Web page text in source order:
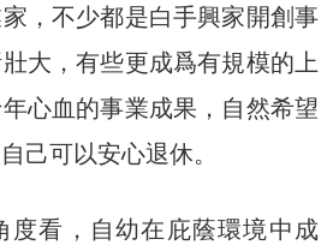
，不少都是白手興家開創事
大，有些更成爲有規模的上
心血的事業成果，自然希望
己可以安心退休。
度看，自幼在庇蔭環境中成